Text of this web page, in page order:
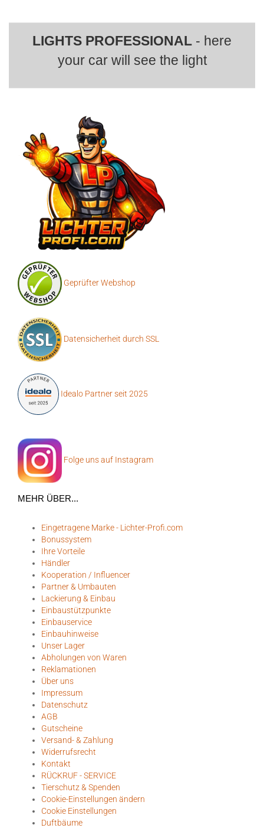
LIGHTS PROFESSIONAL - here
your car will see the light
Geprüfter Webshop
Datensicherheit durch SSL
Idealo Partner seit 2025
Folge uns auf Instagram
MEHR ÜBER...
Eingetragene Marke - Lichter-Profi.com
Bonussystem
Ihre Vorteile
Händler
Kooperation / Influencer
Partner & Umbauten
Lackierung & Einbau
Einbaustützpunkte
Einbauservice
Einbauhinweise
Unser Lager
Abholungen von Waren
Reklamationen
Über uns
Impressum
Datenschutz
AGB
Gutscheine
Versand- & Zahlung
Widerrufsrecht
Kontakt
RÜCKRUF - SERVICE
Tierschutz & Spenden
Cookie-Einstellungen ändern
Cookie Einstellungen
Duftbäume